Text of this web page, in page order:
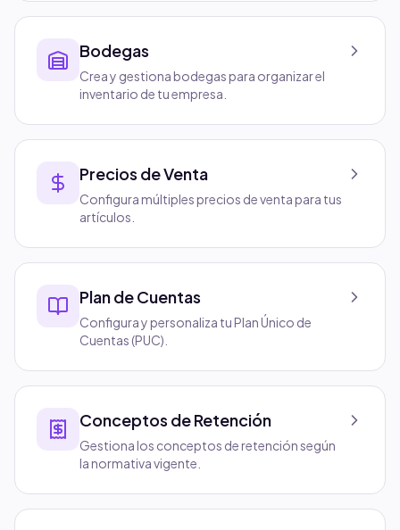
Bodegas
Crea y gestiona bodegas para organizar el
inventario de tu empresa.
Precios de Venta
Configura múltiples precios de venta para tus
artículos.
Plan de Cuentas
Configura y personaliza tu Plan Único de
Cuentas (PUC).
Conceptos de Retención
Gestiona los conceptos de retención según
la normativa vigente.